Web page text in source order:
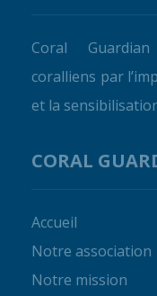
Coral
coralliens par
et la
CORAL
Accueil
Notre association
Notre mission